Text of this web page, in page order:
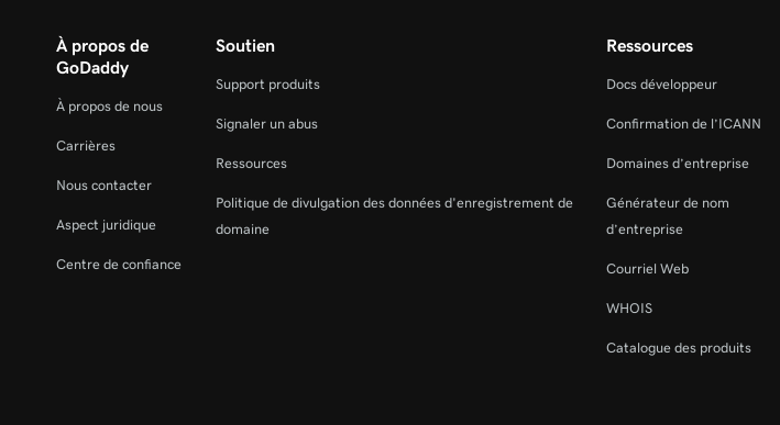
À propos de
GoDaddy
À propos de nous
Carrières
Nous contacter
Aspect juridique
Centre de confiance
Soutien
Support produits
Signaler un abus
Ressources
Politique de divulgation des données d'enregistrement de
domaine
Ressources
Docs développeur
Confirmation de l’ICANN
Domaines d’entreprise
Générateur de nom
d’entreprise
Courriel Web
WHOIS
Catalogue des produits